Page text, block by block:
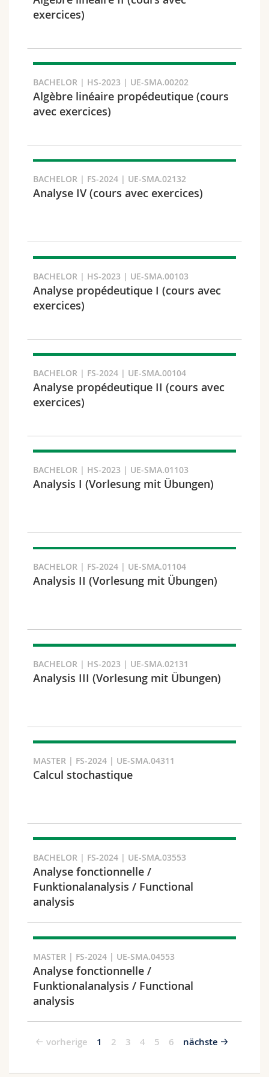
Math.-Nat. und Med. Fak.
Mitarbeitende
Webmail
Semester
Sprachen
Kursus
Link kopieren
exercices)
BACHELOR | HS-2023 | UE-SMA.00202
Algèbre linéaire propédeutique (cours
avec exercices)
BACHELOR | FS-2024 | UE-SMA.02132
Analyse IV (cours avec exercices)
BACHELOR | HS-2023 | UE-SMA.00103
Analyse propédeutique I (cours avec
exercices)
BACHELOR | FS-2024 | UE-SMA.00104
Analyse propédeutique II (cours avec
exercices)
BACHELOR | HS-2023 | UE-SMA.01103
Analysis I (Vorlesung mit Übungen)
BACHELOR | FS-2024 | UE-SMA.01104
Analysis II (Vorlesung mit Übungen)
BACHELOR | HS-2023 | UE-SMA.02131
Analysis III (Vorlesung mit Übungen)
MASTER | FS-2024 | UE-SMA.04311
Calcul stochastique
BACHELOR | FS-2024 | UE-SMA.03553
Analyse fonctionnelle /
Funktionalanalysis / Functional
analysis
MASTER | FS-2024 | UE-SMA.04553
Analyse fonctionnelle /
Funktionalanalysis / Functional
analysis
vorherige 1 2 3 4 5 6 nächste